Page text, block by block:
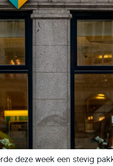
deze week een stevig